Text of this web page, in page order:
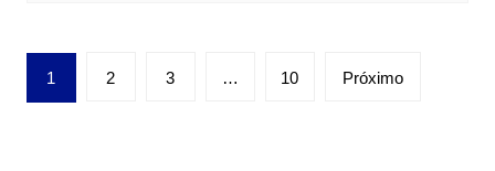
Paginação
de
1 2 3 … 10 Próximo